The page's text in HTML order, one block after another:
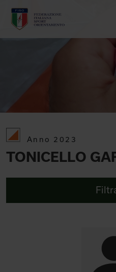
Anno 2023
TONICELLO